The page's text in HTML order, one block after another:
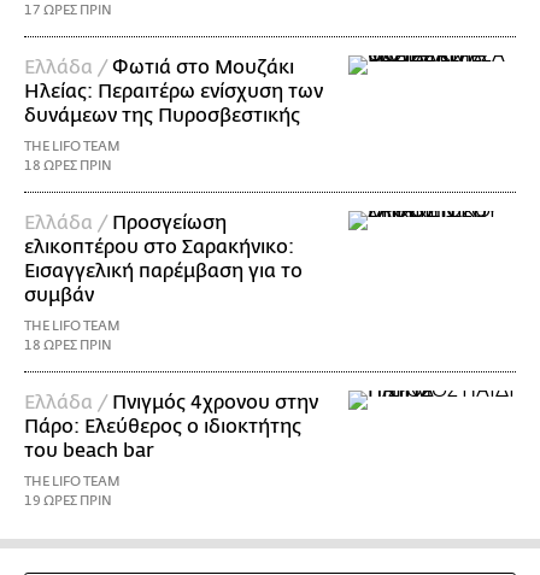
17 ΩΡΕΣ ΠΡΙΝ
Ελλάδα /Φωτιά στο Μουζάκι
Ηλείας: Περαιτέρω ενίσχυση των
δυνάμεων της Πυροσβεστικής
THE LIFO TEAM
18 ΩΡΕΣ ΠΡΙΝ
Ελλάδα / Προσγείωση
ελικοπτέρου στο Σαρακήνικο:
Εισαγγελική παρέμβαση για το
συμβάν
THE LIFO TEAM
18 ΩΡΕΣ ΠΡΙΝ
Ελλάδα / Πνιγμός 4χρονου στην
Πάρο: Ελεύθερος ο ιδιοκτήτης
του beach bar
THE LIFO TEAM
19 ΩΡΕΣ ΠΡΙΝ